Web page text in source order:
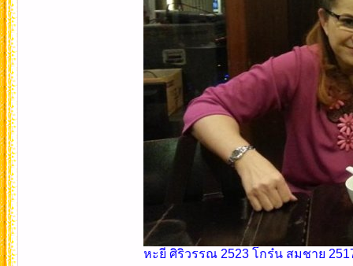
หะยี ศิริวรรณ 2523 โกร๋น สมชาย